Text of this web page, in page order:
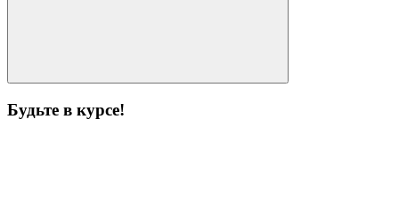
Будьте в курсе!